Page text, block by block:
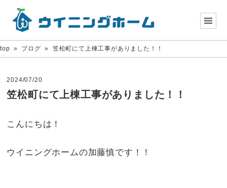
top » ブログ » 笠松町にて上棟工事がありました！！
2024/07/20
笠松町にて上棟工事がありました！！
こんにちは！
ウイニングホームの加藤慎です！！